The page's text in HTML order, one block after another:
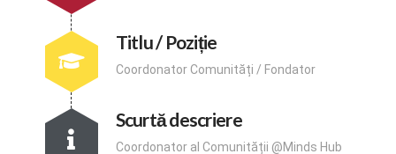
Titlu / Poziție
Coordonator Comunități / Fondator
Scurtă descriere
Coordonator al Comunității @Minds Hub